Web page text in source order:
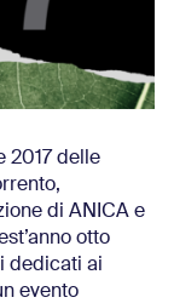
2017 delle
di ANICA e
otto
dedicati ai
evento